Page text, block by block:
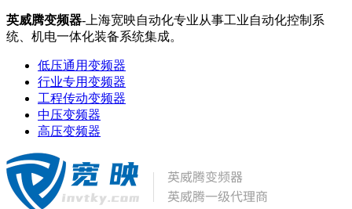
英威腾变频器-上海宽映自动化专业从事工业自动化控制系
统、机电一体化装备系统集成。
低压通用变频器
行业专用变频器
工程传动变频器
中压变频器
高压变频器